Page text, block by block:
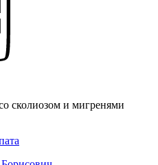
сколиозом и мигренями